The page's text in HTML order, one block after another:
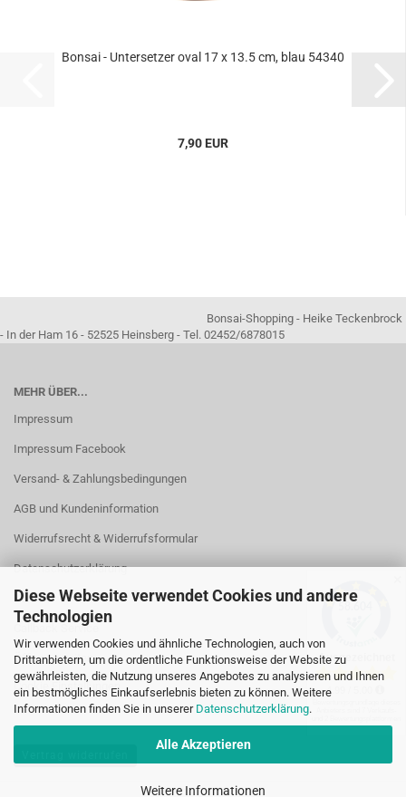
Diese Webseite verwendet Cookies und andere
Technologien
Wir verwenden Cookies und ähnliche Technologien, auch von
Drittanbietern, um die ordentliche Funktionsweise der Website zu
gewährleisten, die Nutzung unseres Angebotes zu analysieren und Ihnen
ein bestmögliches Einkaufserlebnis bieten zu können. Weitere
Informationen finden Sie in unserer Datenschutzerklärung.
Alle Akzeptieren
Weitere Informationen
Bonsai - Untersetzer oval 17 x 13.5 cm, blau 54340
7,90 EUR
Bonsai-Shopping - Heike Teckenbrock
- In der Ham 16 - 52525 Heinsberg - Tel. 02452/6878015
MEHR ÜBER...
Impressum
Impressum Facebook
Versand- & Zahlungsbedingungen
AGB und Kundeninformation
Widerrufsrecht & Widerrufsformular
Datenschutzerklärung
Kontakt
Callback Service
Öffnungszeiten
Cookie Einstellungen